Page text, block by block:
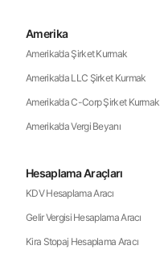
Amerika
Amerika’da Şirket Kurmak
Amerika’da LLC Şirket Kurmak
Amerika’da C-Corp Şirket Kurmak
Amerika’da Vergi Beyanı
Hesaplama Araçları
KDV Hesaplama Aracı
Gelir Vergisi Hesaplama Aracı
Kira Stopaj Hesaplama Aracı